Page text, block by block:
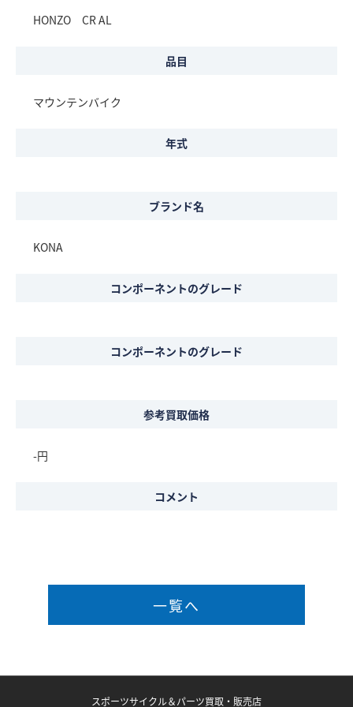
HONZO CR AL
品目
マウンテンバイク
年式
ブランド名
KONA
コンポーネントのグレード
コンポーネントのグレード
参考買取価格
-円
コメント
一覧へ
スポーツサイクル＆パーツ買取・販売店